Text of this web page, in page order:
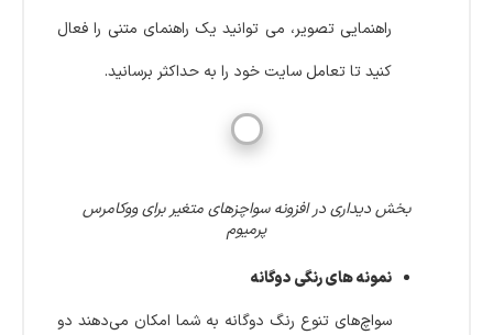
راهنمایی تصویر، می توانید یک راهنمای متنی را فعال
کنید تا تعامل سایت خود را به حداکثر برسانید.
بخش دیداری در افزونه سواچزهای متغیر برای ووکامرس
پرمیوم
نمونه های رنگی دوگانه
سواچ‌های تنوع رنگ دوگانه به شما امکان می‌دهند دو